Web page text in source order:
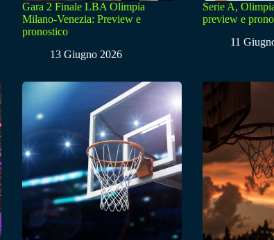
Gara 2 Finale LBA Olimpia
Milano-Venezia: Preview e
pronostico
13 Giugno 2026
Serie A,
preview e
11